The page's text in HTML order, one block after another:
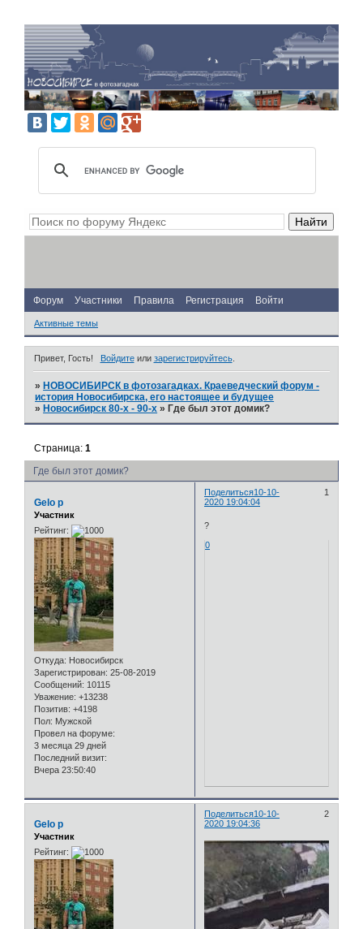
Форум Участники Правила Регистрация Войти
Активные темы
Привет, Гость! Войдитеили зарегистрируйтесь.
» НОВОСИБИРСК в фотозагадках. Краеведческий форум -
история Новосибирска, его настоящее и будущее
» Новосибирск 80-х - 90-х » Где был этот домик?
Где был этот домик?
Страница:1
Поделиться 1
10-10-
2020 19:04:04
Gelo p
Участник
Рейтинг:
Откуда: Новосибирск
Зарегистрирован: 25-08-2019
Сообщений: 10115
Уважение: +13238
Позитив: +4198
Пол: Мужской
Провел на форуме:
3 месяца 29 дней
Последний визит:
Вчера 23:50:40
?
0
Поделиться 2
10-10-
2020 19:04:36
Gelo p
Участник
Рейтинг: